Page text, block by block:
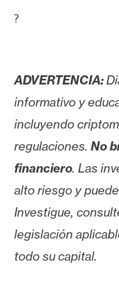
?
ADVERTENCIA:
informativo y
incluyendo
regulaciones. No
financiero. Las
alto riesgo y
Investigue,
legislación
todo su capital.